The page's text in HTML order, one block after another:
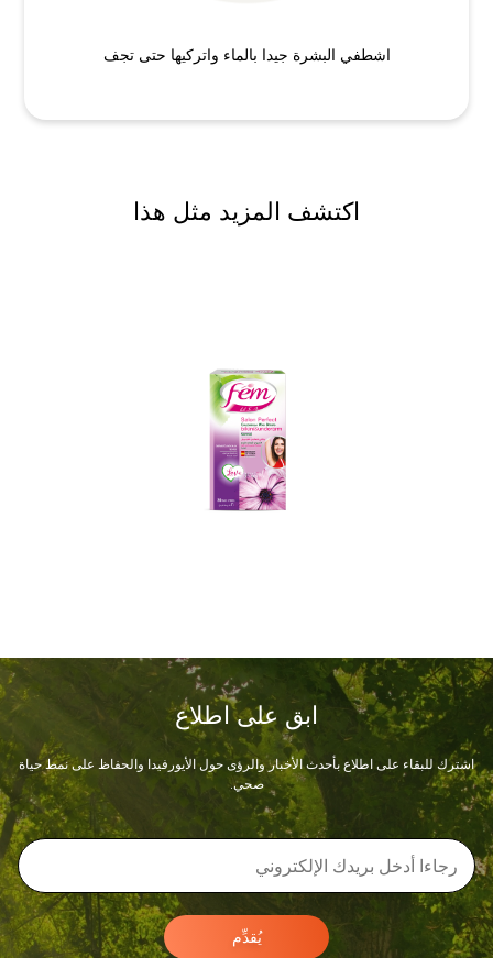
اشطفي البشرة جيدا بالماء واتركيها حتى تجف
اكتشف المزيد مثل هذا
ابق على اطلاع
اشترك للبقاء على اطلاع بأحدث الأخبار والرؤى حول الأيورفيدا والحفاظ على نمط حياة
صحي.
يُقدِّم